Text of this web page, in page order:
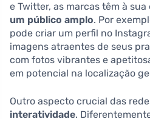
e Twitter, as marcas têm à
um público amplo. Por
pode criar um perfil no
imagens atraentes de seus
com fotos vibrantes e
em potencial na localização
Outro aspecto crucial das
interatividade.